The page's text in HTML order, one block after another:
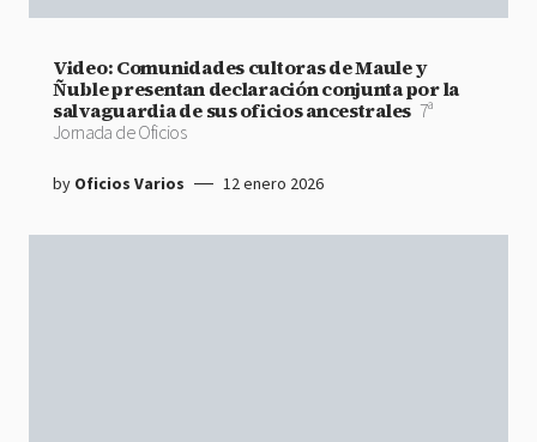
Video: Comunidades cultoras de Maule y
Ñuble presentan declaración conjunta por la
salvaguardia de sus oficios ancestrales 7ª
Jornada de Oficios
by Oficios Varios 12 enero 2026